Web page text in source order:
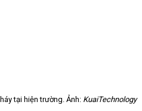
tại hiện trường. Ảnh: KuaiTechnology